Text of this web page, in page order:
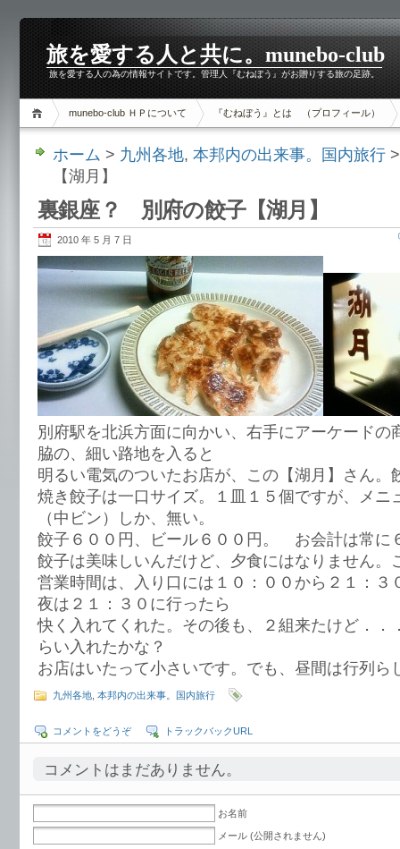
旅を愛する人と共に。munebo-club
旅を愛する人の為の情報サイトです。管理人『むねぼう』がお贈りする旅の足跡。
munebo-club ＨＰについて 『むねぼう』とは （プロフィール）
ホーム > 九州各地, 本邦内の出来事。国内旅行
【湖月】
裏銀座？ 別府の餃子【湖月】
2010 年 5 月 7 日
別府駅を北浜方面に向かい、右手にアーケードの
脇の、細い路地を入ると
明るい電気のついたお店が、この【湖月】さん。
焼き餃子は一口サイズ。１皿１５個ですが、メニ
（中ビン）しか、無い。
餃子６００円、ビール６００円。 お会計は常に
餃子は美味しいんだけど、夕食にはなりません。
営業時間は、入り口には１０：００から２１：３
夜は２１：３０に行ったら
快く入れてくれた。その後も、２組来たけど．．
らい入れたかな？
お店はいたって小さいです。でも、昼間は行列ら
九州各地 本邦内の出来事。国内旅行
コメントをどうぞ トラックバックURL
コメントはまだありません。
お名前
メール (公開されません)